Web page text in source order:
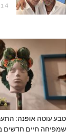
4 באוגוסט 2026
טבע עוטה אופנה:
שמפיחה חיים חדשים